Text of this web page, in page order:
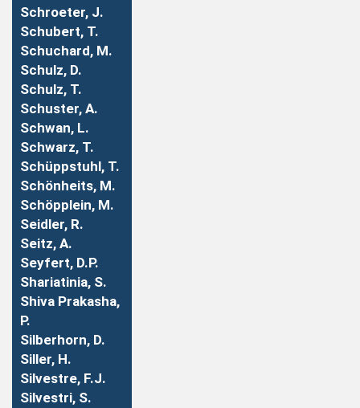
Schroeter, J.
Schubert, T.
Schuchard, M.
Schulz, D.
Schulz, T.
Schuster, A.
Schwan, L.
Schwarz, T.
Schüppstuhl, T.
Schönheits, M.
Schöpplein, M.
Seidler, R.
Seitz, A.
Seyfert, D.P.
Shariatinia, S.
Shiva Prakasha,
P.
Silberhorn, D.
Siller, H.
Silvestre, F.J.
Silvestri, S.